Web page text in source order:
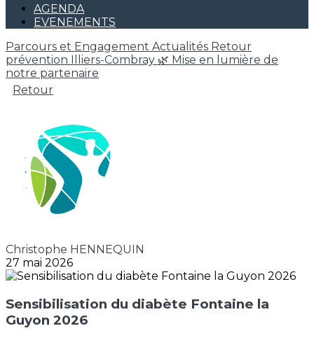
AGENDA
EVENEMENTS
Parcours et Engagement Actualités Retour
prévention Illiers-Combray 🌿 Mise en lumière de
notre partenaire
Retour
Christophe HENNEQUIN
27 mai 2026
Sensibilisation du diabète Fontaine la
Guyon 2026